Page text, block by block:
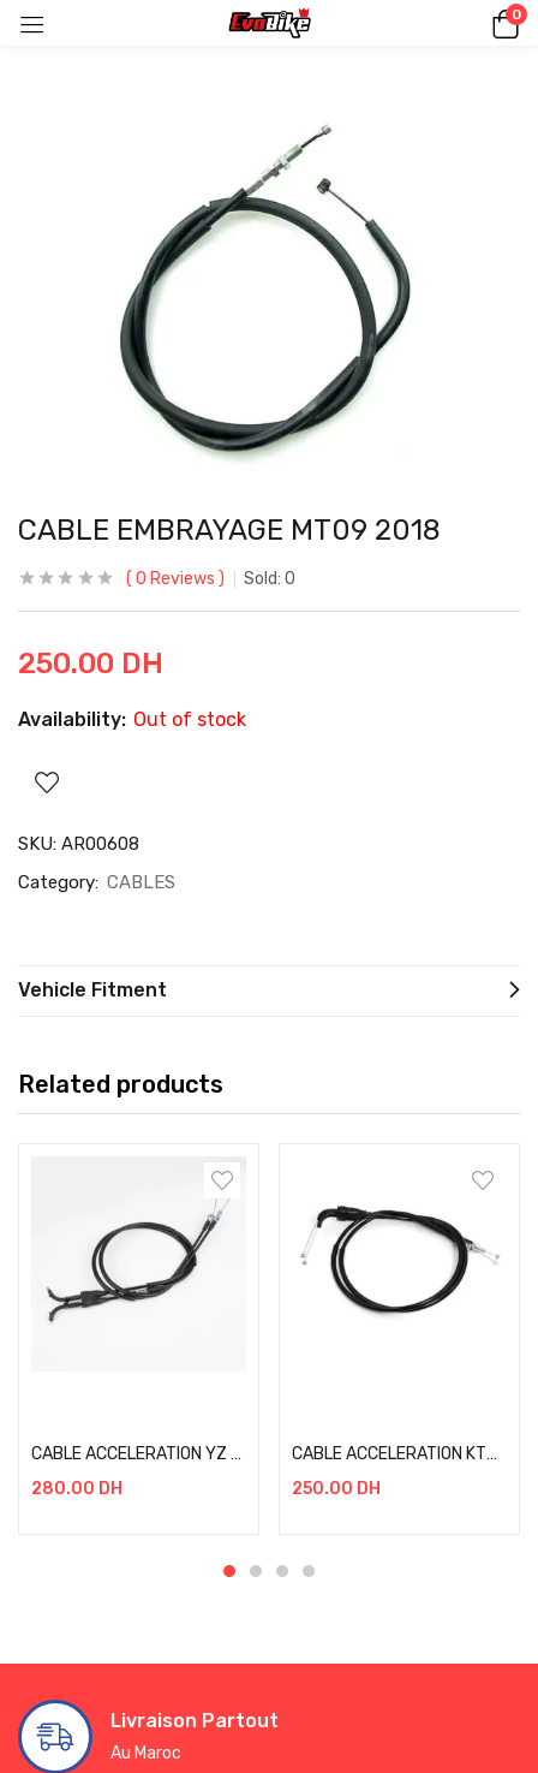
0
CABLE EMBRAYAGE MT09 2018
0 Reviews Sold: 0
250.00 DH
Availability: Out of stock
SKU: AR00608
Category: CABLES
Vehicle Fitment
Related products
CABLE ACCELERATION YZ 250F 10-13
280.00 DH
CABLE ACCELERATION KTM SXF XCF 05-15
250.00 DH
Livraison Partout
Au Maroc